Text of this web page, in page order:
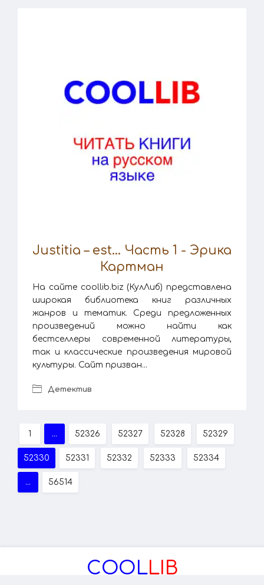
Justitia – est… Часть 1 - Эрика
Картман
На сайте coollib.biz (КулЛиб) представлена
широкая библиотека книг различных
жанров и тематик. Среди предложенных
произведений можно найти как
бестселлеры современной литературы,
так и классические произведения мировой
культуры. Сайт призван...
Детектив
1 ... 52326 52327 52328 52329
52330 52331 52332 52333 52334
... 56514
COOLLIB